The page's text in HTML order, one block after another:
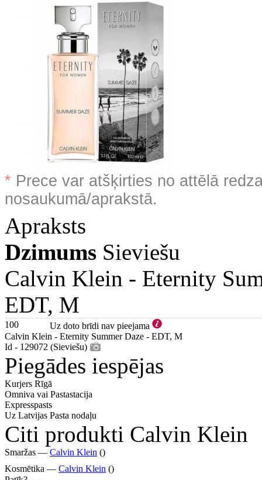
* Prece var atšķirties no attēlā
nosaukumā/aprakstā.
Apraksts
Dzimums Sieviešu
Calvin Klein - Eternity
EDT, M
100
Uz doto brīdi nav pieejama
Calvin Klein - Eternity Summer Daze - EDT, M
Id - 129072 (Sieviešu)
Piegādes iespējas
Kurjers Rīgā
Omniva vai Pastastacija
Expresspasts
Uz Latvijas Pasta nodaļu
Citi produkti Calvin Klein
Smaržas — Calvin Klein ()
Kosmētika — Calvin Klein ()